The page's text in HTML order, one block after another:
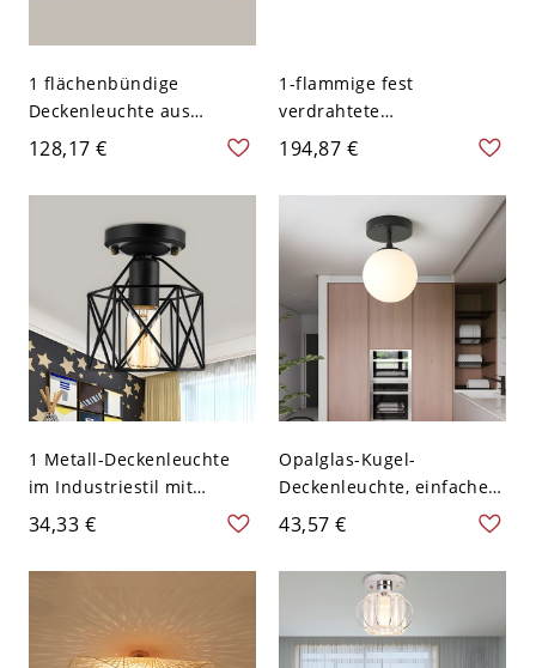
1 flächenbündige
Deckenleuchte aus
Leichtmetall mit
Festverdrahtung und
glasierter Schirm - 110V-
120V 38,1 cm Dreistufiges
Dimmen Rundplatte
Nussbaum
128,17 €
1-flammige fest
verdrahtete
Deckenleuchte mit
glasiertem Schoolhouse-
Schirm - 110V-120V 30,48
194,87 €
1 Metall-Deckenleuchte
im Industriestil mit
schwarzem Finish,
sechseckigem Design und
Käfig-Design für das
34,33 €
Opalglas-Kugel-
Deckenleuchte, einfacher
Stil, 1 Licht, flache
Montage mit schwarzer
Baldachin
43,57 €